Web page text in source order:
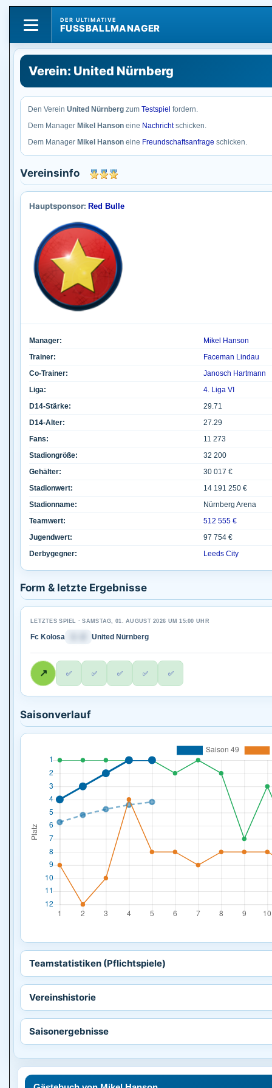
DER ULTIMATIVE
FUSSBALLMANAGER
Verein: United Nürnberg
Den Verein United Nürnberg zum Testspiel fordern.
Dem Manager Mikel Hanson eine Nachrichtschicken.
Dem Manager Mikel Hanson eine Freundschaftsanfrage schicken.
Vereinsinfo
Hauptsponsor: Red Bulle
Manager:
Mikel Hanson
Trainer:
Faceman Lindau
Co-Trainer:
Janosch Hartmann
Liga:
4. Liga VI
D14-Stärke:
29.71
D14-Alter:
27.29
Fans:
11 273
Stadiongröße:
32 200
Gehälter:
30 017 €
Stadionwert:
14 191 250 €
Stadionname:
Nürnberg Arena
Teamwert:
512 555 €
Jugendwert:
97 754 €
Derbygegner:
Leeds City
Form & letzte Ergebnisse
LETZTES SPIEL · SAMSTAG, 01. AUGUST 2026 UM 15:00 UHR
Fc Kolosa United Nürnberg
↗ ✅ ✅ ✅ ✅ ✅
Saisonverlauf
Teamstatistiken (Pflichtspiele)
Vereinshistorie
Saisonergebnisse